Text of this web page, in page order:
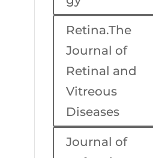
Retina.The
Journal of
Retinal and
Vitreous
Diseases
Journal of